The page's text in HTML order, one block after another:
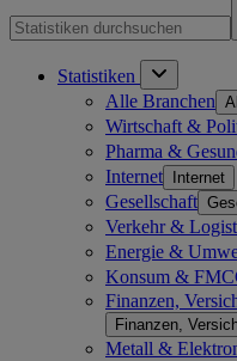
Statistiken
Alle Branchen
Wirtschaft &
Pharma &
Internet Internet
Gesellschaft
Verkehr &
Energie &
Konsum &
Finanzen,
Finanzen,
Metall &